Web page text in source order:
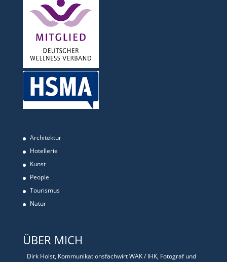
Architektur
Hotellerie
Kunst
People
Tourismus
Natur
ÜBER MICH
Dirk Holst, Kommunikationsfachwirt WAK / IHK, Fotograf und